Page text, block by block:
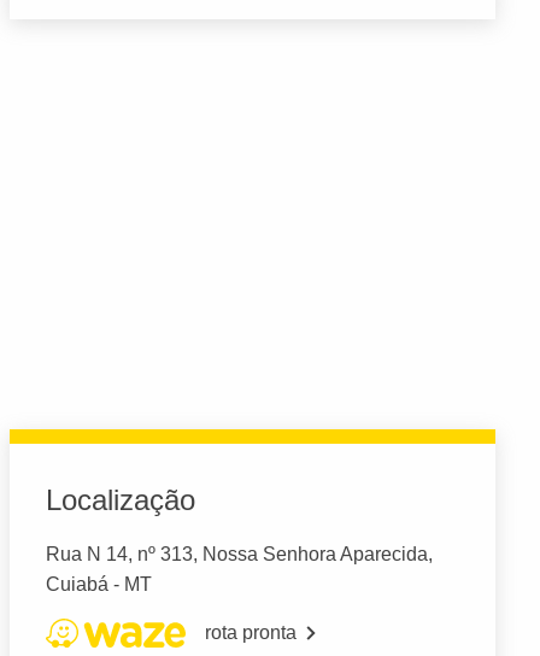
Localização
Rua N 14, nº 313, Nossa Senhora Aparecida,
Cuiabá - MT
rota pronta